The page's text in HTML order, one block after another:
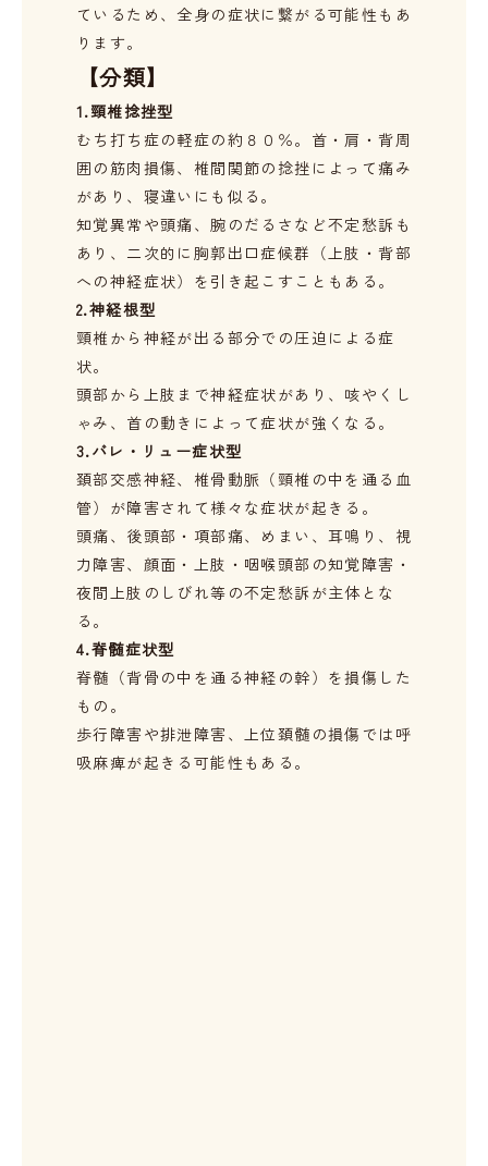
ているため、全身の症状に繋がる可能性もあ
ります。
【分類】
1.頸椎捻挫型
むち打ち症の軽症の約８０％。首・肩・背周
囲の筋肉損傷、椎間関節の捻挫によって痛み
があり、寝違いにも似る。
知覚異常や頭痛、腕のだるさなど不定愁訴も
あり、二次的に胸郭出口症候群（上肢・背部
への神経症状）を引き起こすこともある。
2.神経根型
頸椎から神経が出る部分での圧迫による症
状。
頭部から上肢まで神経症状があり、咳やくし
ゃみ、首の動きによって症状が強くなる。
3.バレ・リュー症状型
頚部交感神経、椎骨動脈（頸椎の中を通る血
管）が障害されて様々な症状が起きる。
頭痛、後頭部・項部痛、めまい、耳鳴り、視
力障害、顔面・上肢・咽喉頭部の知覚障害・
夜間上肢のしびれ等の不定愁訴が主体とな
る。
4.脊髄症状型
脊髄（背骨の中を通る神経の幹）を損傷した
もの。
歩行障害や排泄障害、上位頚髄の損傷では呼
吸麻痺が起きる可能性もある。